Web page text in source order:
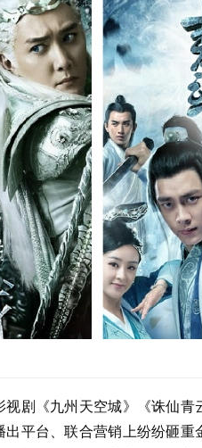
视剧《九州天空城》《诛仙
出平台、联合营销上纷纷砸